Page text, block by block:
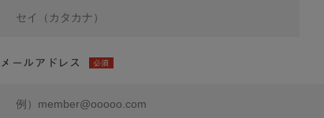
メールアドレス 必須